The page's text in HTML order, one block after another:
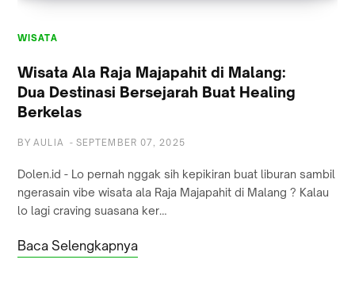
WISATA
Wisata Ala Raja Majapahit di Malang:
Dua Destinasi Bersejarah Buat Healing
Berkelas
BY AULIA - SEPTEMBER 07, 2025
Dolen.id - Lo pernah nggak sih kepikiran buat liburan sambil
ngerasain vibe wisata ala Raja Majapahit di Malang ? Kalau
lo lagi craving suasana ker…
Baca Selengkapnya